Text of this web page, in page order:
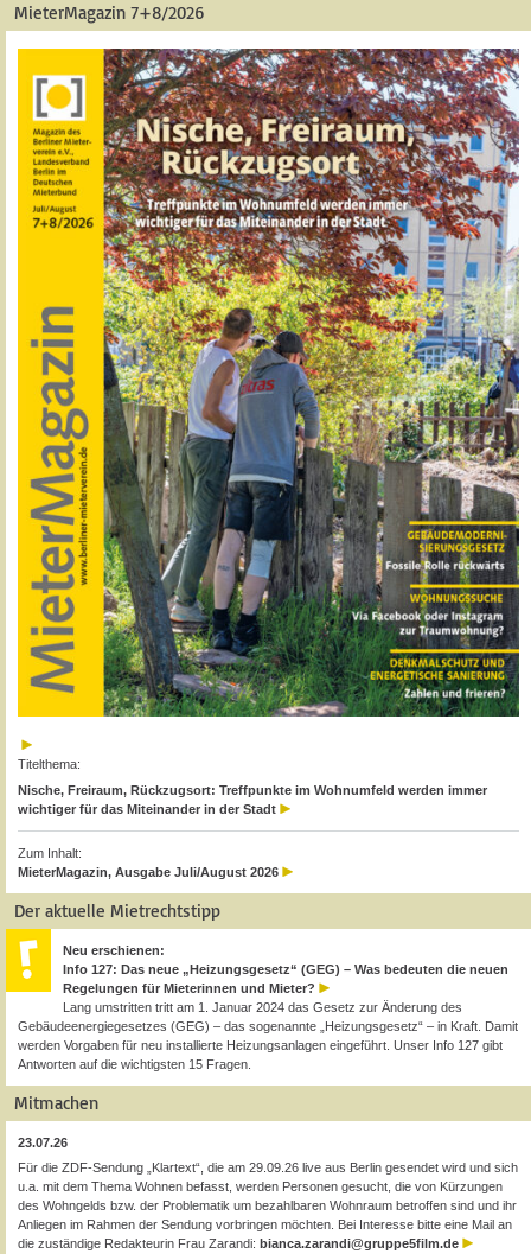
MieterMagazin 7+8/2026
Titelthema:
Nische, Freiraum, Rückzugsort: Treffpunkte im Wohnumfeld werden immer
wichtiger für das Miteinander in der Stadt
Zum Inhalt:
MieterMagazin, Ausgabe Juli/August 2026
Der aktuelle Mietrechtstipp
Neu erschienen:
Info 127: Das neue „Heizungsgesetz“ (GEG) – Was bedeuten die neuen
Regelungen für Mieterinnen und Mieter?
Lang umstritten tritt am 1. Januar 2024 das Gesetz zur Änderung des
Gebäudeenergiegesetzes (GEG) – das sogenannte „Heizungsgesetz“ – in Kraft. Damit
werden Vorgaben für neu installierte Heizungsanlagen eingeführt. Unser Info 127 gibt
Antworten auf die wichtigsten 15 Fragen.
Mitmachen
23.07.26
Für die ZDF-Sendung „Klartext“, die am 29.09.26 live aus Berlin gesendet wird und sich
u.a. mit dem Thema Wohnen befasst, werden Personen gesucht, die von Kürzungen
des Wohngelds bzw. der Problematik um bezahlbaren Wohnraum betroffen sind und ihr
Anliegen im Rahmen der Sendung vorbringen möchten. Bei Interesse bitte eine Mail an
die zuständige Redakteurin Frau Zarandi: bianca.zarandi@gruppe5film.de